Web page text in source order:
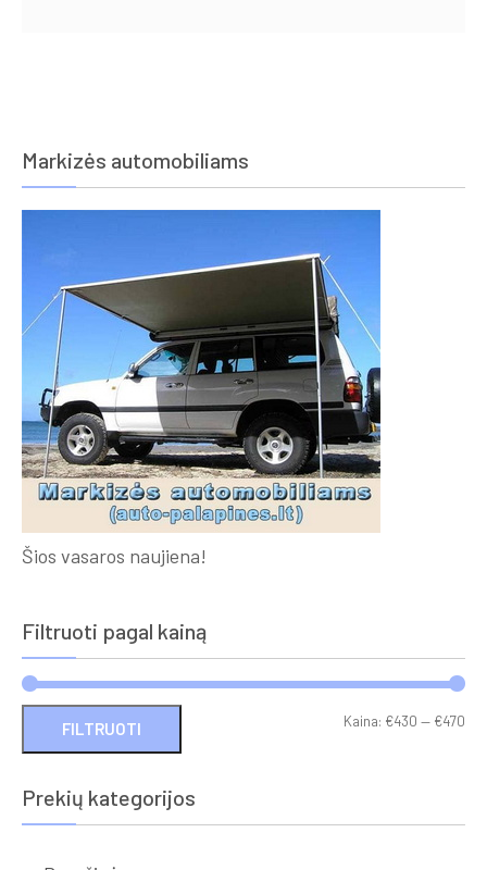
Markizės automobiliams
Šios vasaros naujiena!
Filtruoti pagal kainą
FILTRUOTI Kaina: €430 — €470
Prekių kategorijos